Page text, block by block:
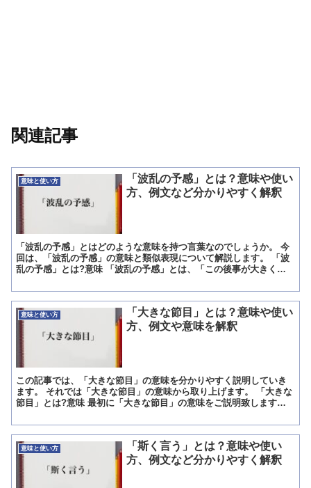
関連記事
意味と使い方
「波乱の予感」とは？意味や使い
方、例文など分かりやすく解釈
「波乱の予感」とはどのような意味を持つ言葉なのでしょうか。 今
回は、「波乱の予感」の意味と類似表現について解説します。 「波
乱の予感」とは?意味 「波乱の予感」とは、「この後事が大きく動
意味と使い方
「大きな節目」とは？意味や使い
方、例文や意味を解釈
この記事では、「大きな節目」の意味を分かりやすく説明していき
ます。 それでは「大きな節目」の意味から取り上げます。 「大きな
節目」とは?意味 最初に「大きな節目」の意味をご説明致します。
意味と使い方
「斯く言う」とは？意味や使い
方、例文など分かりやすく解釈